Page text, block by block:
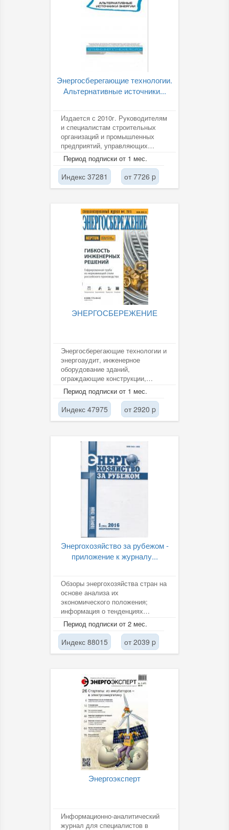
Энергосберегающие технологии.
Альтернативные источники...
Издается с 2010г. Руководителям
и специалистам строительных
организаций и промышленных
предприятий, управляющих
компаний. Руководителям
департаментов...
Период подписки от 1 мес.
Индекс 37281 от 7726 p
ЭНЕРГОСБЕРЕЖЕНИЕ
Энергосберегающие технологии и
энергоаудит, инженерное
оборудование зданий,
ограждающие конструкции,
автоматизация и регулирование,
учет...
Период подписки от 1 мес.
Индекс 47975 от 2920 p
Энергохозяйство за рубежом -
приложение к журналу...
Обзоры энергохозяйства стран на
основе анализа их
экономического положения;
информация о тенденциях
развития энергетики мира;
описание интересных и...
Период подписки от 2 мес.
Индекс 88015 от 2039 p
Энергоэксперт
Информационно-аналитический
журнал для специалистов в